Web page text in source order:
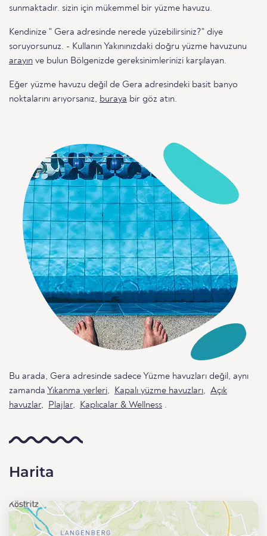
sunmaktadır. sizin için mükemmel bir yüzme havuzu.
Kendinize " Gera adresinde nerede yüzebilirsiniz?" diye
soruyorsunuz. - Kullanın Yakınınızdaki doğru yüzme havuzunu
arayın ve bulun Bölgenizde gereksinimlerinizi karşılayan.
Eğer yüzme havuzu değil de Gera adresindeki basit banyo
noktalarını arıyorsanız, buraya bir göz atın.
Bu arada, Gera adresinde sadece Yüzme havuzları değil, aynı
zamanda Yıkanma yerleri, Kapalı yüzme havuzları, Açık
havuzlar, Plajlar, Kaplıcalar & Wellness .
Harita